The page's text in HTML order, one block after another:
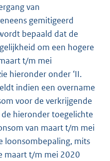
van
gemitigeerd
bepaald dat de
om een hogere
t/m mei
hieronder onder ‘II.
indien een overname
voor de verkrijgende
hieronder toegelichte
van maart t/m mei
loonsombepaling, mits
maart t/m mei 2020